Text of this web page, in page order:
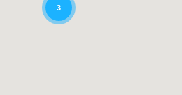
3